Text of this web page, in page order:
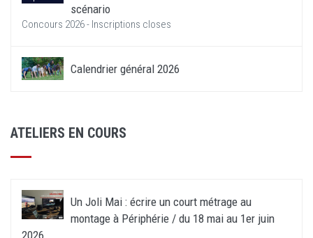
scénario
Concours 2026 - Inscriptions closes
Calendrier général 2026
ATELIERS EN COURS
Un Joli Mai : écrire un court métrage au
montage à Périphérie / du 18 mai au 1er juin
2026